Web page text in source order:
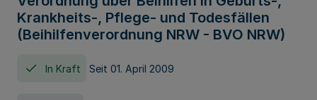
Krankheits-, Pflege- und Todesfällen
(Beihilfenverordnung NRW - BVO NRW)
In Kraft Seit 01. April 2009